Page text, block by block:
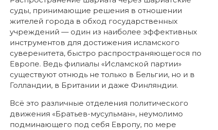
суды, принимающие решения в отношении
жителей города в обход государственных
учреждений — один из наиболее эффективных
инструментов для достижения исламского
суверенитета, быстро распространяющегося по
Европе. Ведь филиалы «Исламской партии»
существуют отнюдь не только в Бельгии, но и в
Голландии, в Британии и даже Финляндии.
Всё это различные отделения политического
движения «Братьев-мусульман», неумолимо
подминающего под себя Европу, по мере